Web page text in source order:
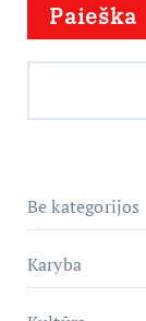
Paieška
Be kategorijos
Karyba